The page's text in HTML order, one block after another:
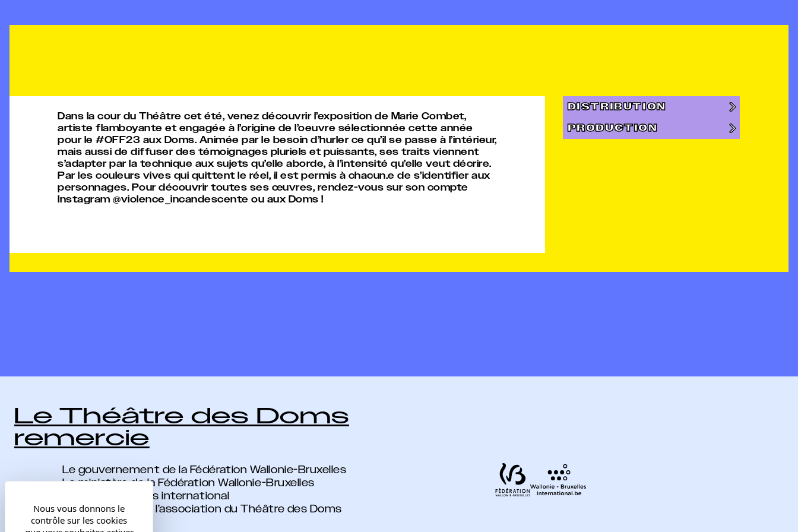
Dans la cour du Théâtre cet été, venez découvrir l’exposition de Marie Combet,
artiste flamboyante et engagée à l’origine de l’oeuvre sélectionnée cette année
pour le #OFF23 aux Doms. Animée par le besoin d’hurler ce qu’il se passe à l’intérieur,
mais aussi de diffuser des témoignages pluriels et puissants, ses traits viennent
s’adapter par la technique aux sujets qu’elle aborde, à l’intensité qu’elle veut décrire.
Par les couleurs vives qui quittent le réel, il est permis à chacun.e de s’identifier aux
personnages. Pour découvrir toutes ses œuvres, rendez-vous sur son compte
Instagram @violence_incandescente ou aux Doms !
DISTRIBUTION
PRODUCTION
Le Théâtre des Doms
remercie
Le gouvernement de la Fédération Wallonie-Bruxelles
Le ministère de la Fédération Wallonie-Bruxelles
Wallonie-Bruxelles international
Les membres de l’association du Théâtre des Doms
Nous vous donnons le
contrôle sur les cookies